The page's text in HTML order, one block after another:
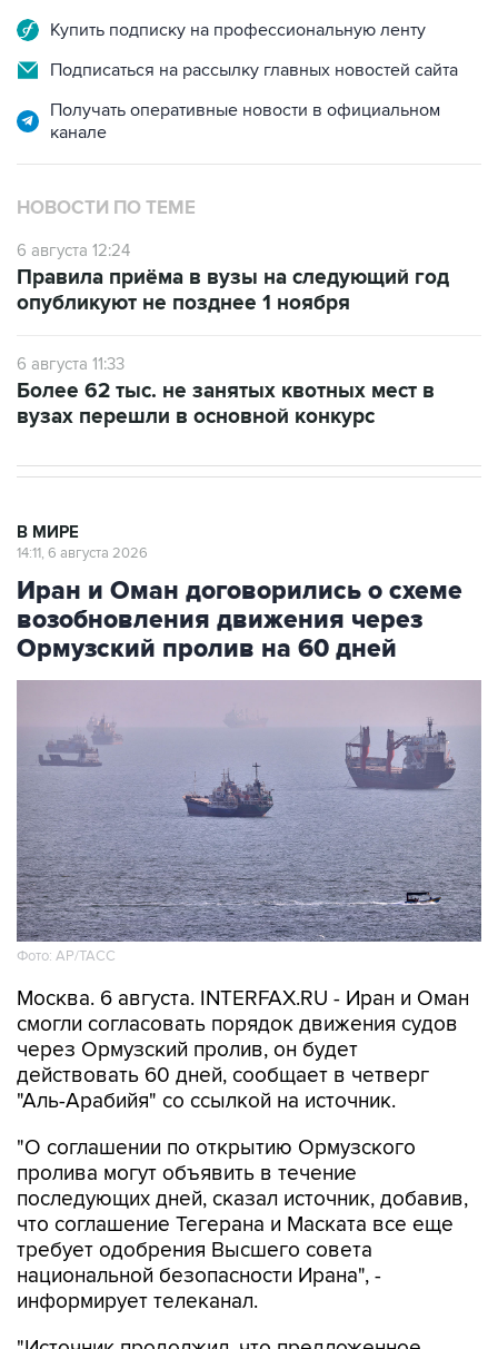
Купить подписку на профессиональную ленту
Подписаться на рассылку главных новостей сайта
Получать оперативные новости в официальном
канале
НОВОСТИ ПО ТЕМЕ
6 августа 12:24
Правила приёма в вузы на следующий год
опубликуют не позднее 1 ноября
6 августа 11:33
Более 62 тыс. не занятых квотных мест в
вузах перешли в основной конкурс
В МИРЕ
14:11, 6 августа 2026
Иран и Оман договорились о схеме
возобновления движения через
Ормузский пролив на 60 дней
Фото: AP/ТАСС
Москва. 6 августа. INTERFAX.RU - Иран и Оман
смогли согласовать порядок движения судов
через Ормузский пролив, он будет
действовать 60 дней, сообщает в четверг
"Аль-Арабийя" со ссылкой на источник.
"О соглашении по открытию Ормузского
пролива могут объявить в течение
последующих дней, сказал источник, добавив,
что соглашение Тегерана и Маската все еще
требует одобрения Высшего совета
национальной безопасности Ирана", -
информирует телеканал.